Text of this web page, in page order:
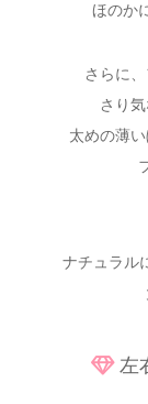
ほのか
さらに
さり
太めの薄
ナチュラル
左